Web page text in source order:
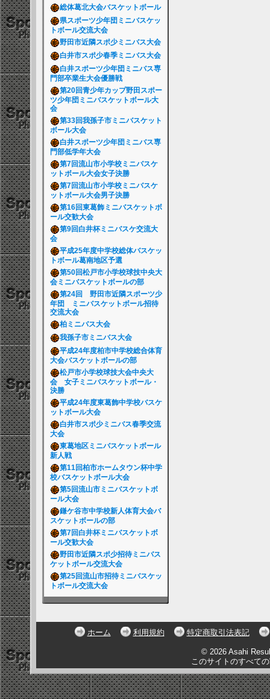
総体葛北大会バスケットボール
県スポーツ少年団ミニバスケッ
トボール交流大会
野田市近隣スポ少ミニバス大会
白井市スポ少春季ミニバス大会
白井スポーツ少年団ミニバス専
門部卒業生大会優勝戦
第20回青少年カップ野田スポー
ツ少年団ミニバスケットボール大
会
第33回我孫子市ミニバスケット
ボール大会
白井スポーツ少年団ミニバス専
門部低学年大会
第7回流山市小学校ミニバスケ
ットボール大会女子決勝
第7回流山市小学校ミニバスケ
ットボール大会男子決勝
第16回東葛飾ミニバスケットボ
ール交歓大会
第9回白井杯ミニバスケ交流大
会
平成25年度中学校総体バスケッ
トボール葛南地区予選
第50回松戸市小学校球技中央大
会ミニバスケットボールの部
第24回 野田市近隣スポーツ少
年団 ミニバスケットボール招待
交流大会
柏ミニバス大会
我孫子市ミニバス大会
平成24年度柏市中学校総合体育
大会バスケットボールの部
松戸市小学校球技大会中央大
会 女子ミニバスケットボール・
決勝
平成24年度東葛飾中学校バスケ
ットボール大会
白井市スポ少ミニバス春季交流
大会
東葛地区ミニバスケットボール
新人戦
第11回柏市ホームタウン杯中学
校バスケットボール大会
第5回流山市ミニバスケットボ
ール大会
鎌ケ谷市中学校新人体育大会バ
スケットボールの部
第7回白井杯ミニバスケットボ
ール交歓大会
野田市近隣スポ少招待ミニバス
ケットボール交流大会
第25回流山市招待ミニバスケッ
トボール交流大会
ホーム 利用規約 特定商取引法表記
© 2026 Asahi
このサイトのすべて